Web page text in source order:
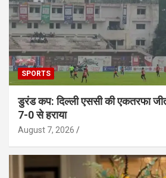
SPORTS
डुरंड कप: दिल्ली एससी की एकतरफा
7-0 से हराया
August 7, 2026